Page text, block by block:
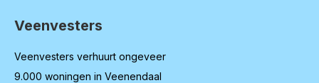
Contactinformatie
Veenvesters
Veenvesters verhuurt ongeveer
9.000 woningen in Veenendaal